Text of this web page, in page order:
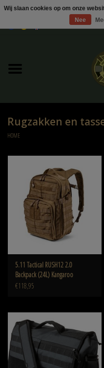
UItverkoop
Kleding
Tactical gear
Ammo
Replica Parts
Rugzakken en
HOME
5.11 Tactical RUSH12 2.0
Backpack (24L) Kangaroo
€118,95
Wij slaan cookies op om onze
Nee